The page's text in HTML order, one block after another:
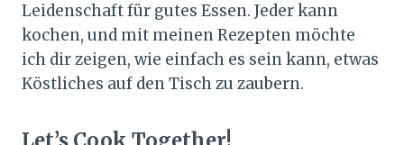
Leidenschaft für gutes Essen. Jeder kann
kochen, und mit meinen Rezepten möchte
ich dir zeigen, wie einfach es sein kann, etwas
Köstliches auf den Tisch zu zaubern.